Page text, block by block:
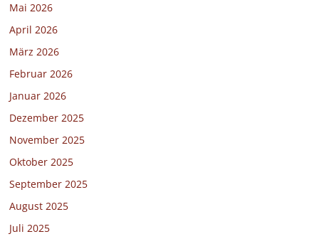
Mai 2026
April 2026
März 2026
Februar 2026
Januar 2026
Dezember 2025
November 2025
Oktober 2025
September 2025
August 2025
Juli 2025